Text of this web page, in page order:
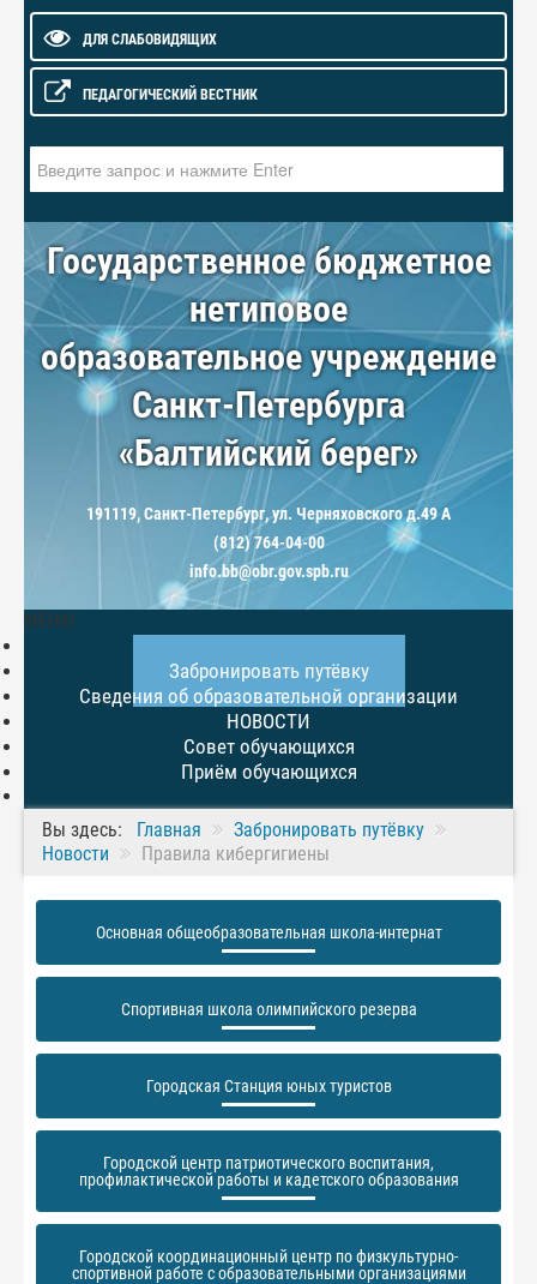
ДЛЯ СЛАБОВИДЯЩИХ
ПЕДАГОГИЧЕСКИЙ ВЕСТНИК
Государственное бюджетное
нетиповое
образовательное учреждение
Санкт-Петербурга
«Балтийский берег»
191119, Санкт-Петербург, ул. Черняховского д.49 А
(812) 764-04-00
info.bb@obr.gov.spb.ru
МЕНЮ
Забронировать путёвку
Сведения об образовательной организации
НОВОСТИ
Совет обучающихся
Приём обучающихся
Вы здесь: Главная
Забронировать путёвку
Новости
Правила кибергигиены
Основная общеобразовательная школа-интернат
Спортивная школа олимпийского резерва
Городская Станция юных туристов
Городской центр патриотического воспитания,
профилактической работы и кадетского образования
Городской координационный центр по физкультурно-
спортивной работе с образовательными организациями